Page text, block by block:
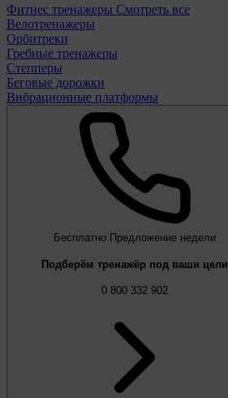
Фитнес тренажеры Смотреть все
Велотренажеры
Орбитреки
Гребные тренажеры
Степперы
Беговые дорожки
Вибрационные платформы
Бесплатно Предложение недели
Подберём тренажёр под ваши цели
0 800 332 902